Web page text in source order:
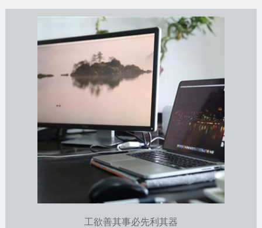
工欲善其事必先利其器